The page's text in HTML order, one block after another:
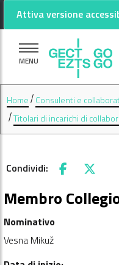
Vai al contenuto principale
Vai al footer
Attiva versione
MENU
Home
Consulenti e
Titolari di incarichi di
Condividi: Facebook
X
Membro
Nominativo
Vesna Mikuž